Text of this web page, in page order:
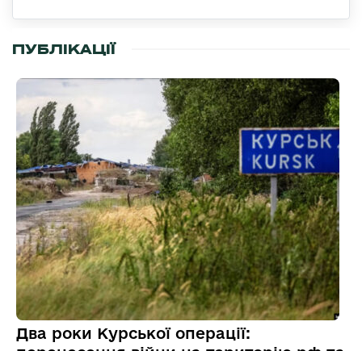
ПУБЛІКАЦІЇ
Два роки Курської операції: